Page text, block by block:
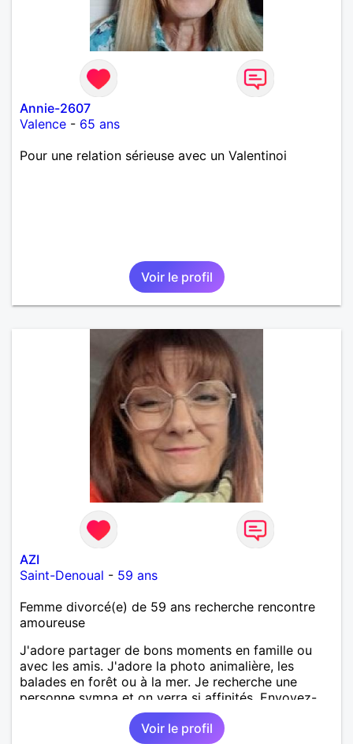
Annie-2607
Valence - 65 ans
Pour une relation sérieuse avec un Valentinoi
Voir le profil
AZI
Saint-Denoual - 59 ans
Femme divorcé(e) de 59 ans recherche rencontre
amoureuse
J'adore partager de bons moments en famille ou
avec les amis. J'adore la photo animalière, les
balades en forêt ou à la mer. Je recherche une
personne sympa et on verra si affinités. Envoyez-
moi message. A bientôt.
Voir le profil